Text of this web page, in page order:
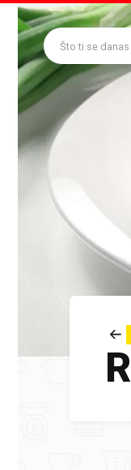
Što ti se danas